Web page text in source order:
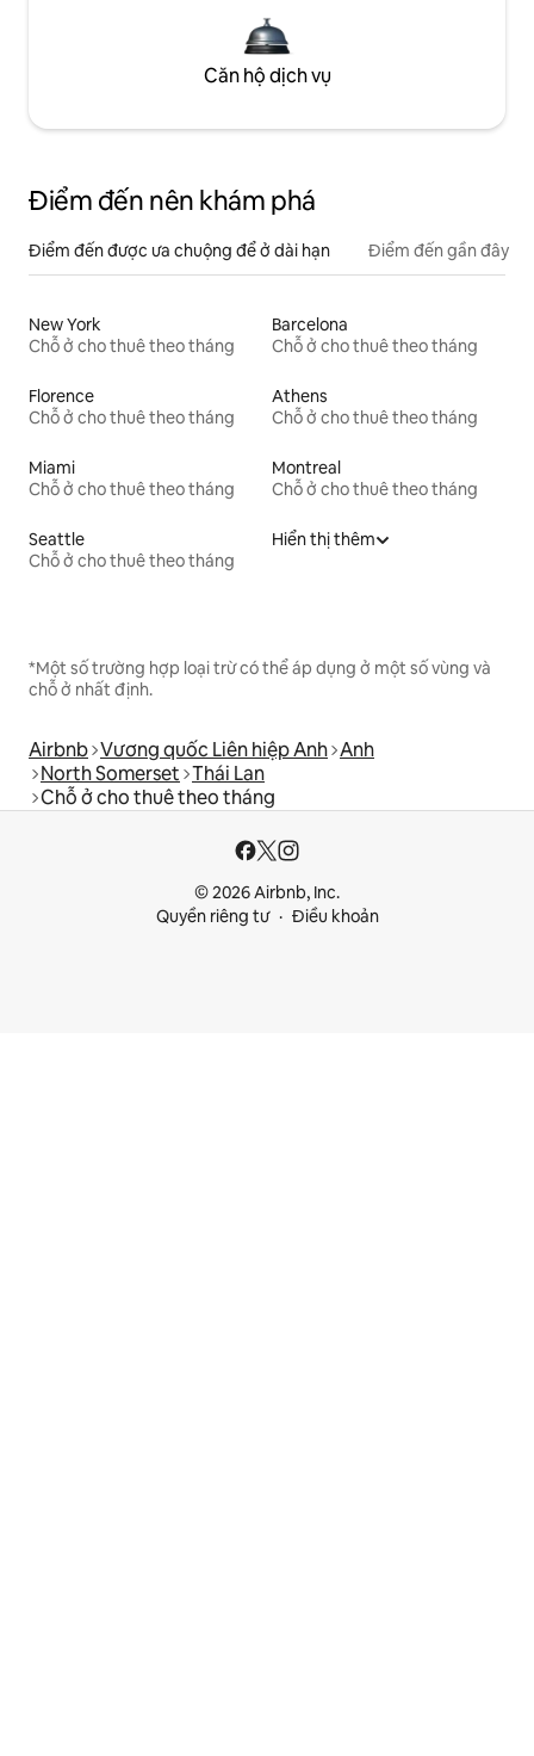
Căn hộ dịch vụ
Điểm đến nên khám phá
Điểm đến được ưa chuộng để ở dài hạn Điểm đến gần đây
New York
Chỗ ở cho thuê theo tháng
Barcelona
Chỗ ở cho thuê theo tháng
Florence
Chỗ ở cho thuê theo tháng
Athens
Chỗ ở cho thuê theo tháng
Miami
Chỗ ở cho thuê theo tháng
Montreal
Chỗ ở cho thuê theo tháng
Seattle
Chỗ ở cho thuê theo tháng
Hiển thị thêm
*Một số trường hợp loại trừ có thể áp dụng ở một số vùng và
chỗ ở nhất định.
Airbnb Vương quốc Liên hiệp Anh Anh
North Somerset Thái Lan
Chỗ ở cho thuê theo tháng
© 2026 Airbnb, Inc.
Quyền riêng tư
Điều khoản